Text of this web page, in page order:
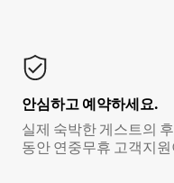
안심하고 예약하세요.
실제 숙박한 게스트의
동안 연중무휴 고객지